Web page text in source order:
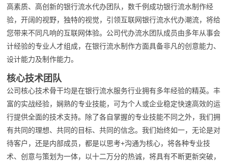
高素质、高创新的银行流水代办团队，数千例成功银行流水制作经
验，开阔的视野，独特的视觉，引领互联网银行流水代办潮流，将给
您带来不同凡响的互联网体验。公司代办流水团队成员由多年从事会
计经验的专业人才组成，在银行流水制作方面具备非凡的创意能力、
设计能力及制作能力。
核心技术团队
公司核心技术骨干均是在银行流水服务行业拥有多年经验的精英。丰
富的实战经验，娴熟的专业技能，可为个人或企业稳定快速高效的运
行提供全面的技术支持。除了各自掌握的专业技能不同之外，我们拥
有共同的理想、共同的目标、共同的信念。我们始终如一，无论是对
待客户，还是内部成员，都是以思考+沟通为核心，将各种专业技
术、创意与策划为一体，以十二万分的热诚，将具有不断更新突破，